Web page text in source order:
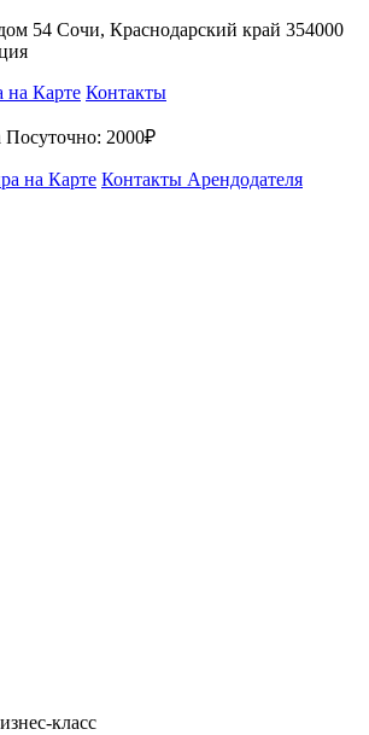
54 Сочи, Краснодарский край 354000
на Карте Контакты
2000₽
на Карте Контакты Арендодателя
класс